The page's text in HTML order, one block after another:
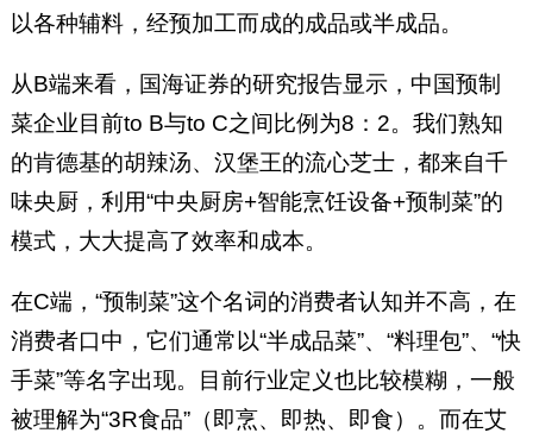
以各种辅料，经预加工而成的成品或半成品。
从B端来看，国海证券的研究报告显示，中国预制
菜企业目前to B与to C之间比例为8：2。我们熟知
的肯德基的胡辣汤、汉堡王的流心芝士，都来自千
味央厨，利用“中央厨房+智能烹饪设备+预制菜”的
模式，大大提高了效率和成本。
在C端，“预制菜”这个名词的消费者认知并不高，在
消费者口中，它们通常以“半成品菜”、“料理包”、“快
手菜”等名字出现。目前行业定义也比较模糊，一般
被理解为“3R食品”（即烹、即热、即食）。而在艾